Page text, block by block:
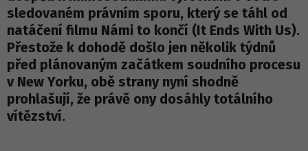
sledovaném právním sporu, který se táhl od
natáčení filmu Námi to končí (It Ends With Us).
Přestože k dohodě došlo jen několik týdnů
před plánovaným začátkem soudního procesu
v New Yorku, obě strany nyní shodně
prohlašují, že právě ony dosáhly totálního
vítězství.